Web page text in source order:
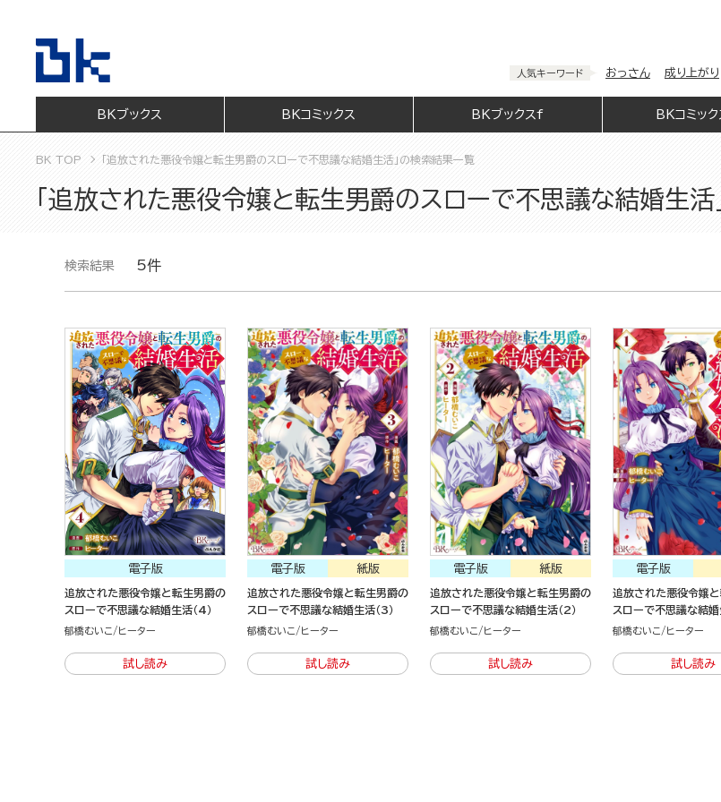
人気キーワード おっさん 成り上がり
BKブックス BKコミックス BKブックスf BKコミッ
BK TOP 「追放された悪役令嬢と転生男爵のスローで不思議な結婚生活」の検索結果一覧
「追放された悪役令嬢と転生男爵のスローで不思議な結婚生
検索結果 5件
電子版
追放された悪役令嬢と転生男爵の
スローで不思議な結婚生活（4）
郁橋むいこ ヒーター
試し読み
紙版
電子版
追放された悪役令嬢と転生男爵の
スローで不思議な結婚生活（3）
郁橋むいこ ヒーター
試し読み
紙版
電子版
追放された悪役令嬢と転生男爵の
スローで不思議な結婚生活（2）
郁橋むいこ ヒーター
試し読み
電子版
追放された悪役令嬢
スローで不思議な結婚
郁橋むいこ ヒーター
試し読み